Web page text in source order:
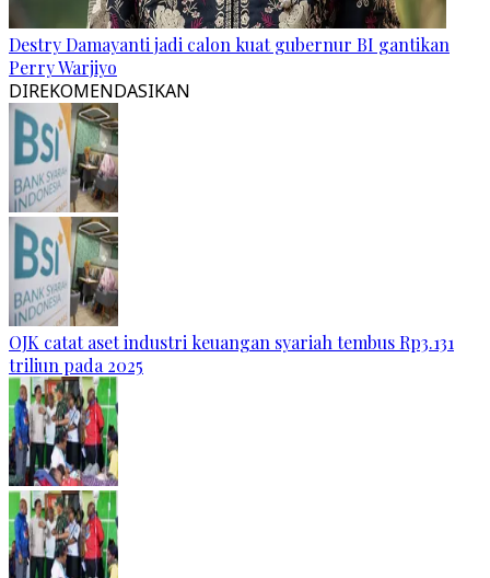
Destry Damayanti jadi calon kuat gubernur BI gantikan
Perry Warjiyo
DIREKOMENDASIKAN
OJK catat aset industri keuangan syariah tembus Rp3.131
triliun pada 2025